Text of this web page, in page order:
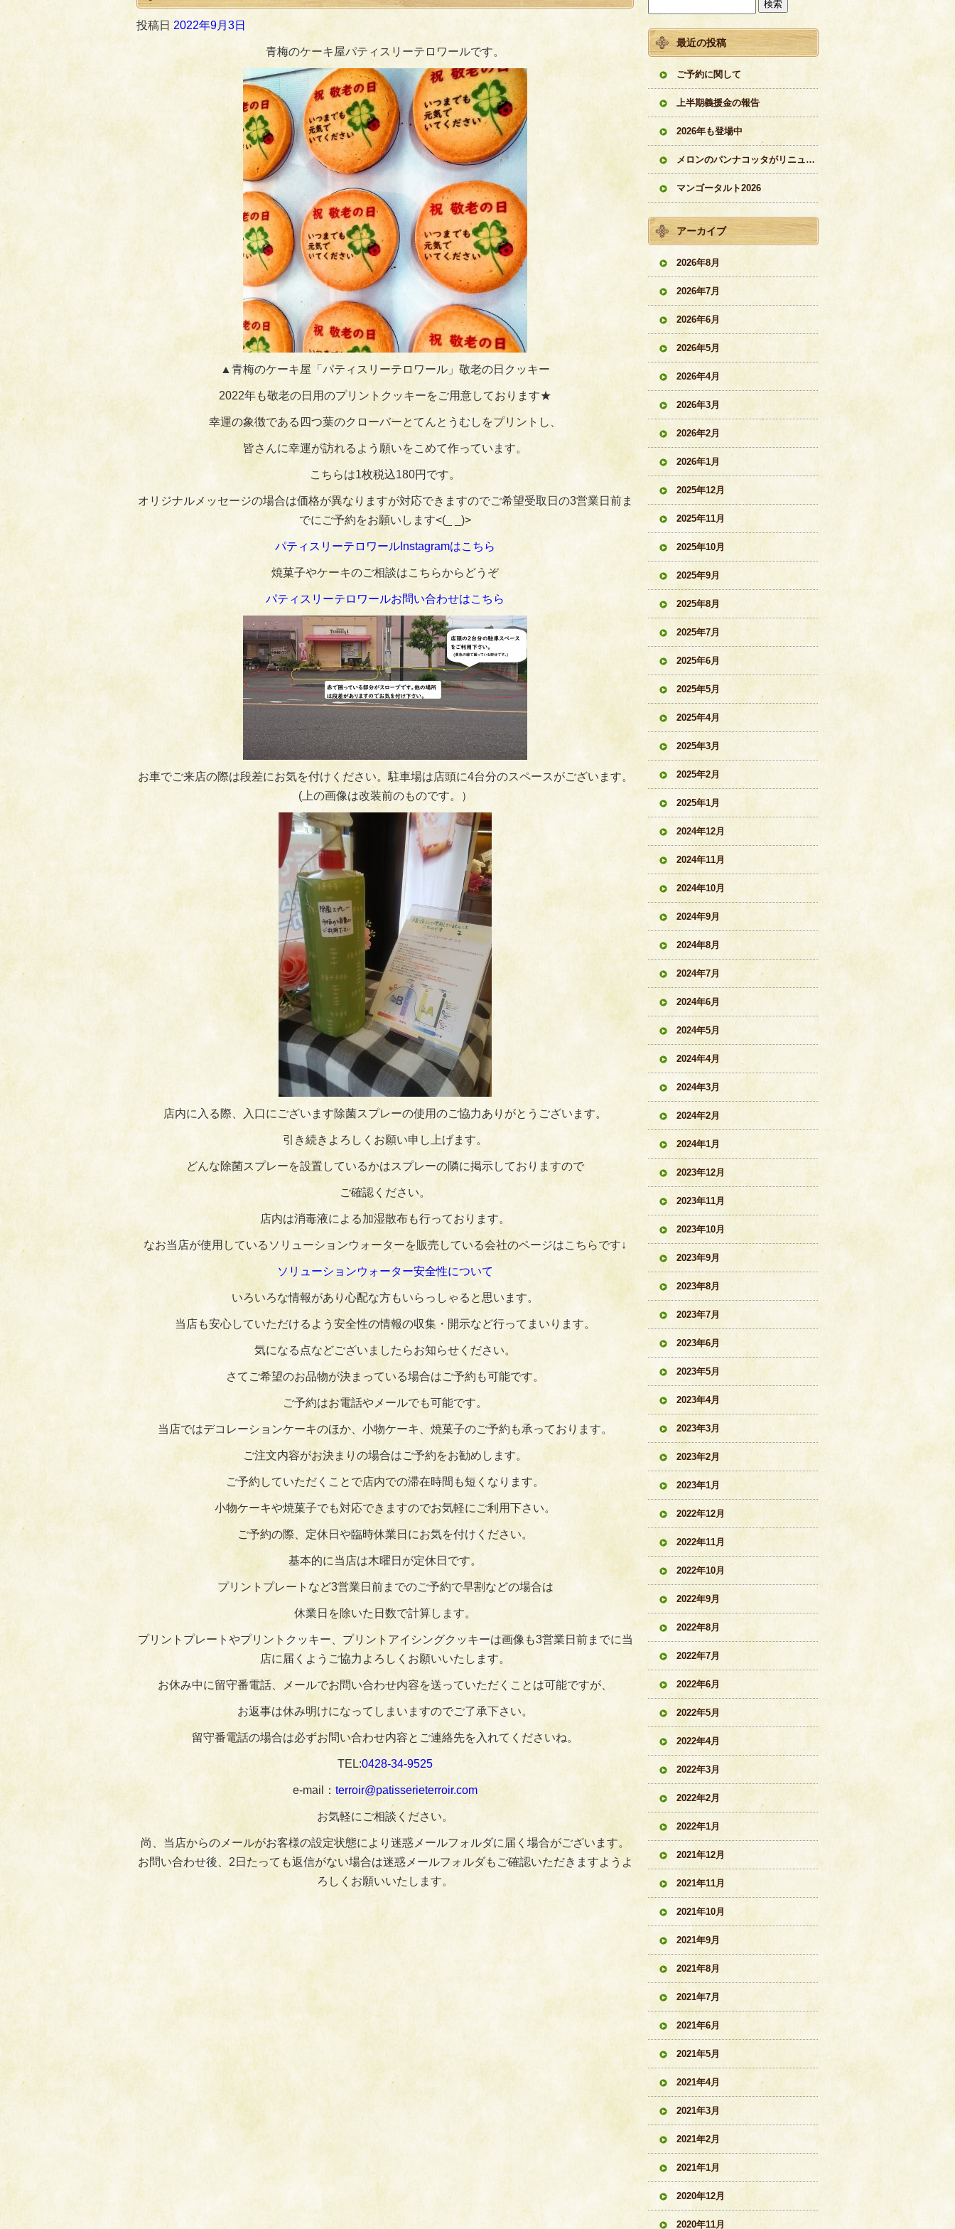
投稿日 2022年9月3日
青梅のケーキ屋パティスリーテロワールです。
▲青梅のケーキ屋「パティスリーテロワール」敬老の日クッキー
2022年も敬老の日用のプリントクッキーをご用意しております★
幸運の象徴である四つ葉のクローバーとてんとうむしをプリントし、
皆さんに幸運が訪れるよう願いをこめて作っています。
こちらは1枚税込180円です。
オリジナルメッセージの場合は価格が異なりますが対応できますのでご希望受取日の3営業日前ま
でにご予約をお願いします<(_ _)>
パティスリーテロワールInstagramはこちら
焼菓子やケーキのご相談はこちらからどうぞ
パティスリーテロワールお問い合わせはこちら
お車でご来店の際は段差にお気を付けください。駐車場は店頭に4台分のスペースがございます。
(上の画像は改装前のものです。）
店内に入る際、入口にございます除菌スプレーの使用のご協力ありがとうございます。
引き続きよろしくお願い申し上げます。
どんな除菌スプレーを設置しているかはスプレーの隣に掲示しておりますので
ご確認ください。
店内は消毒液による加湿散布も行っております。
なお当店が使用しているソリューションウォーターを販売している会社のページはこちらです↓
ソリューションウォーター安全性について
いろいろな情報があり心配な方もいらっしゃると思います。
当店も安心していただけるよう安全性の情報の収集・開示など行ってまいります。
気になる点などございましたらお知らせください。
さてご希望のお品物が決まっている場合はご予約も可能です。
ご予約はお電話やメールでも可能です。
当店ではデコレーションケーキのほか、小物ケーキ、焼菓子のご予約も承っております。
ご注文内容がお決まりの場合はご予約をお勧めします。
ご予約していただくことで店内での滞在時間も短くなります。
小物ケーキや焼菓子でも対応できますのでお気軽にご利用下さい。
ご予約の際、定休日や臨時休業日にお気を付けください。
基本的に当店は木曜日が定休日です。
プリントプレートなど3営業日前までのご予約で早割などの場合は
休業日を除いた日数で計算します。
プリントプレートやプリントクッキー、プリントアイシングクッキーは画像も3営業日前までに当
店に届くようご協力よろしくお願いいたします。
お休み中に留守番電話、メールでお問い合わせ内容を送っていただくことは可能ですが、
お返事は休み明けになってしまいますのでご了承下さい。
留守番電話の場合は必ずお問い合わせ内容とご連絡先を入れてくださいね。
TEL:0428‐34‐9525
e-mail： terroir@patisserieterroir.com
お気軽にご相談ください。
尚、当店からのメールがお客様の設定状態により迷惑メールフォルダに届く場合がございます。
お問い合わせ後、2日たっても返信がない場合は迷惑メールフォルダもご確認いただきますようよ
ろしくお願いいたします。
最近の投稿
ご予約に関して
上半期義援金の報告
2026年も登場中
メロンのパンナコッタがリニューアル
マンゴータルト2026
アーカイブ
2026年8月
2026年7月
2026年6月
2026年5月
2026年4月
2026年3月
2026年2月
2026年1月
2025年12月
2025年11月
2025年10月
2025年9月
2025年8月
2025年7月
2025年6月
2025年5月
2025年4月
2025年3月
2025年2月
2025年1月
2024年12月
2024年11月
2024年10月
2024年9月
2024年8月
2024年7月
2024年6月
2024年5月
2024年4月
2024年3月
2024年2月
2024年1月
2023年12月
2023年11月
2023年10月
2023年9月
2023年8月
2023年7月
2023年6月
2023年5月
2023年4月
2023年3月
2023年2月
2023年1月
2022年12月
2022年11月
2022年10月
2022年9月
2022年8月
2022年7月
2022年6月
2022年5月
2022年4月
2022年3月
2022年2月
2022年1月
2021年12月
2021年11月
2021年10月
2021年9月
2021年8月
2021年7月
2021年6月
2021年5月
2021年4月
2021年3月
2021年2月
2021年1月
2020年12月
2020年11月